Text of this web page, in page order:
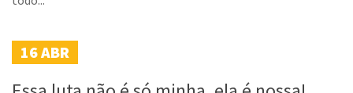
16ABR